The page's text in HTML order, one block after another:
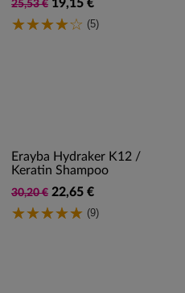
25,53 € 19,15 €
(5)
Erayba Hydraker K12 /
Keratin Shampoo
30,20 € 22,65 €
(9)